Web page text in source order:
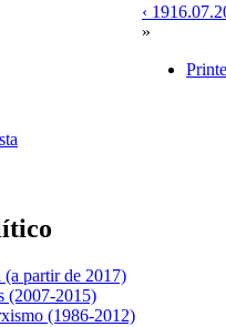
(a partir de 2017)
(2007-2015)
(1986-2012)
‹
»